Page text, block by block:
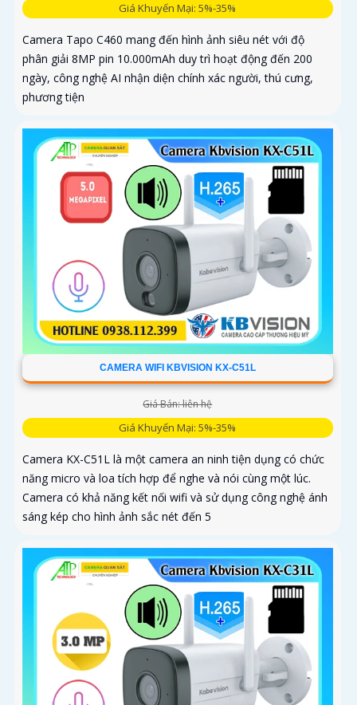
Giá Khuyến Mại: 5%-35%
Camera Tapo C460 mang đến hình ảnh siêu nét với độ
phân giải 8MP pin 10.000mAh duy trì hoạt động đến 200
ngày, công nghệ AI nhận diện chính xác người, thú cưng,
phương tiện
CAMERA WIFI KBVISION KX-C51L
Giá Bán: liên hệ
Giá Khuyến Mại: 5%-35%
Camera KX-C51L là một camera an ninh tiện dụng có chức
năng micro và loa tích hợp để nghe và nói cùng một lúc.
Camera có khả năng kết nối wifi và sử dụng công nghệ ánh
sáng kép cho hình ảnh sắc nét đến 5